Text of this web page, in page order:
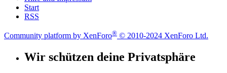
Start
RSS
Community platform by XenForo® © 2010-2024 XenForo Ltd.
Wir schützen deine Privatsphäre